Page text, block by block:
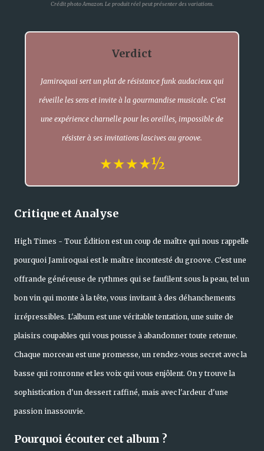
Crédit photo Amazon. Le produit réel peut présenter des variations.
Verdict
Jamiroquai sert un plat de résistance funk audacieux qui
réveille les sens et invite à la gourmandise musicale. C'est
une expérience charnelle pour les oreilles, impossible de
résister à ses invitations lascives au groove.
★★★★½
Critique et Analyse
High Times - Tour Édition est un coup de maître qui nous rappelle
pourquoi Jamiroquai est le maître incontesté du groove. C'est une
offrande généreuse de rythmes qui se faufilent sous la peau, tel un
bon vin qui monte à la tête, vous invitant à des déhanchements
irrépressibles. L'album est une véritable tentation, une suite de
plaisirs coupables qui vous pousse à abandonner toute retenue.
Chaque morceau est une promesse, un rendez-vous secret avec la
basse qui ronronne et les voix qui vous enjôlent. On y trouve la
sophistication d'un dessert raffiné, mais avec l'ardeur d'une
passion inassouvie.
Pourquoi écouter cet album ?